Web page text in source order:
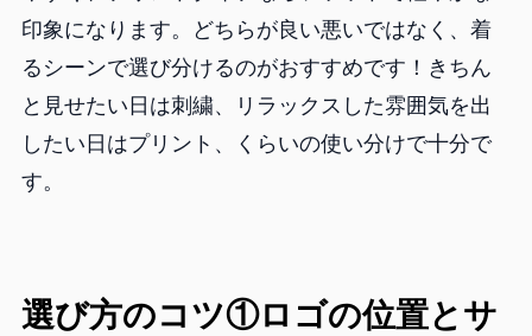
印象になります。どちらが良い悪いではなく、着
るシーンで選び分けるのがおすすめです！きちん
と見せたい日は刺繍、リラックスした雰囲気を出
したい日はプリント、くらいの使い分けで十分で
す。
選び方のコツ①ロゴの位置とサ